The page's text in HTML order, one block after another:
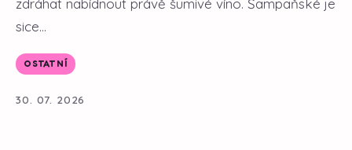
sice...
OSTATNÍ
30. 07. 2026